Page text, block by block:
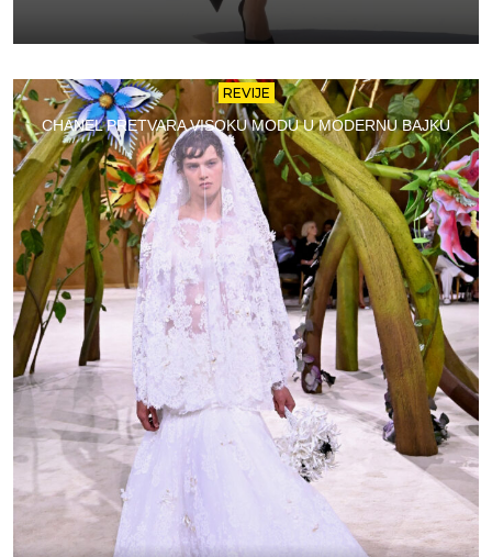
REVIJE
CHANEL PRETVARA VISOKU MODU U MODERNU BAJKU